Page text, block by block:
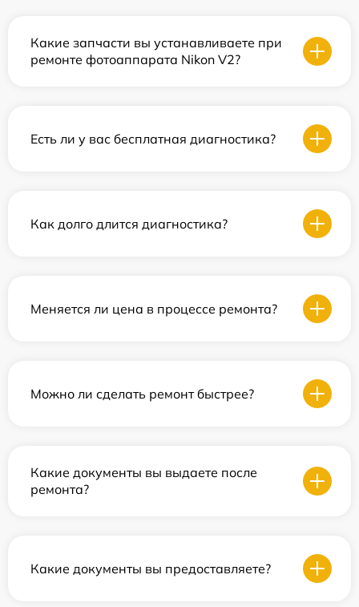
Какие запчасти вы устанавливаете при
ремонте фотоаппарата Nikon V2?
Есть ли у вас бесплатная диагностика?
Как долго длится диагностика?
Меняется ли цена в процессе ремонта?
Можно ли сделать ремонт быстрее?
Какие документы вы выдаете после
ремонта?
Какие документы вы предоставляете?